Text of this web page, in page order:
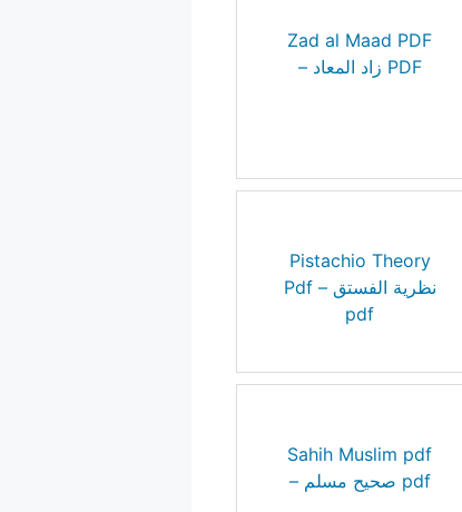
Zad al Maad PDF
– زاد المعاد PDF
Pistachio Theory
Pdf – نظرية الفستق
pdf
Sahih Muslim pdf
– صحيح مسلم pdf